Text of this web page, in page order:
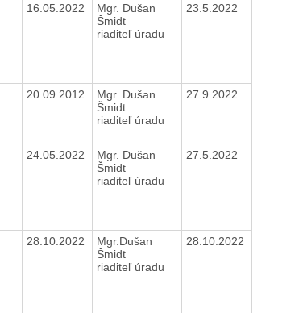
16.05.2022
Mgr. Dušan
Šmidt
riaditeľ úradu
23.5.2022
20.09.2012
Mgr. Dušan
Šmidt
riaditeľ úradu
27.9.2022
24.05.2022
Mgr. Dušan
Šmidt
riaditeľ úradu
27.5.2022
28.10.2022
Mgr.Dušan
Šmidt
riaditeľ úradu
28.10.2022